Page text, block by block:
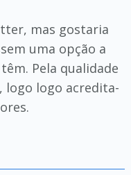
mas gostaria
uma opção a
Pela qualidade
logo logo acredita-